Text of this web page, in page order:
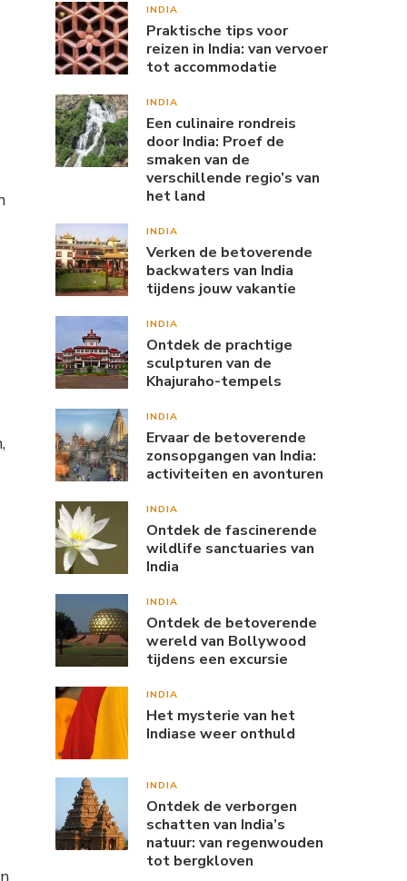
INDIA
Praktische tips voor
reizen in India: van vervoer
tot accommodatie
INDIA
Een culinaire rondreis
door India: Proef de
smaken van de
verschillende regio’s van
het land
INDIA
Verken de betoverende
backwaters van India
tijdens jouw vakantie
INDIA
Ontdek de prachtige
sculpturen van de
Khajuraho-tempels
INDIA
Ervaar de betoverende
zonsopgangen van India:
activiteiten en avonturen
INDIA
Ontdek de fascinerende
wildlife sanctuaries van
India
INDIA
Ontdek de betoverende
wereld van Bollywood
tijdens een excursie
INDIA
Het mysterie van het
Indiase weer onthuld
INDIA
Ontdek de verborgen
schatten van India’s
natuur: van regenwouden
tot bergkloven